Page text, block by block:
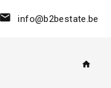
info@b2bestate.be